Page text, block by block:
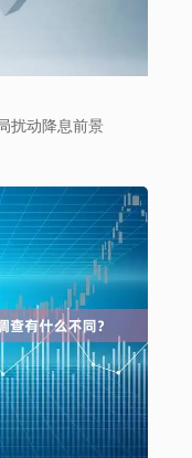
扰动降息前景